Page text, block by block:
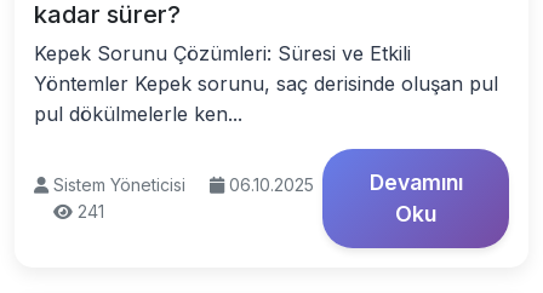
kadar sürer?
Kepek Sorunu Çözümleri: Süresi ve Etkili
Yöntemler Kepek sorunu, saç derisinde oluşan pul
pul dökülmelerle ken...
Sistem Yöneticisi
06.10.2025
241
Devamını
Oku